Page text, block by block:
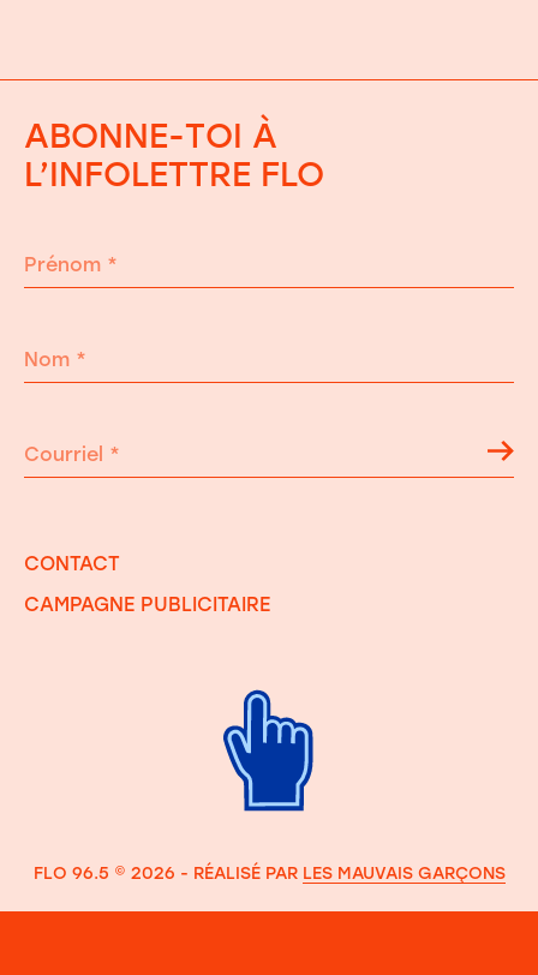
ABONNE-TOI À
L’INFOLETTRE FLO
Prénom *
Nom *
Courriel *
CONTACT
CAMPAGNE PUBLICITAIRE
FLO 96.5 © 2026 - RÉALISÉ PAR LES MAUVAIS GARÇONS